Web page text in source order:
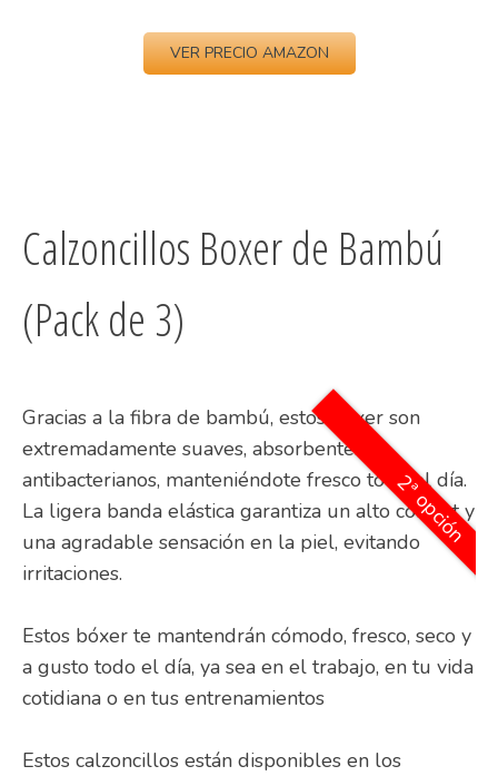
VER PRECIO AMAZON
2ª opción
Calzoncillos Boxer de Bambú
(Pack de 3)
Gracias a la fibra de bambú, estos bóxer son
extremadamente suaves, absorbentes y
antibacterianos, manteniéndote fresco todo el día.
La ligera banda elástica garantiza un alto confort y
una agradable sensación en la piel, evitando
irritaciones.
Estos bóxer te mantendrán cómodo, fresco, seco y
a gusto todo el día, ya sea en el trabajo, en tu vida
cotidiana o en tus entrenamientos
Estos calzoncillos están disponibles en los